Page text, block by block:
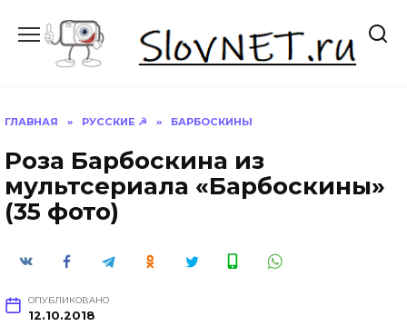
содержанию
ГЛАВНАЯ » РУССКИЕ ☭ » БАРБОСКИНЫ
Роза Барбоскина из
мультсериала «Барбоскины»
(35 фото)
ОПУБЛИКОВАНО
12.10.2018